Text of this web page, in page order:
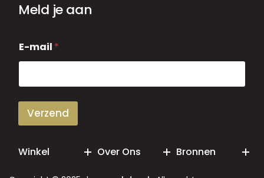
Meld je aan
-
m
i
E-mail *
Verzend
Winkel Over Ons Bronnen